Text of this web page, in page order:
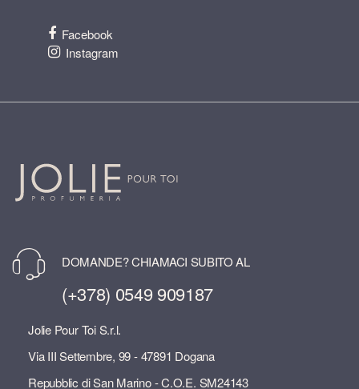
Facebook
Instagram
DOMANDE? CHIAMACI SUBITO AL
(+378) 0549 909187
Jolie Pour Toi S.r.l.
Via III Settembre, 99 - 47891 Dogana
Repubblic di San Marino - C.O.E. SM24143